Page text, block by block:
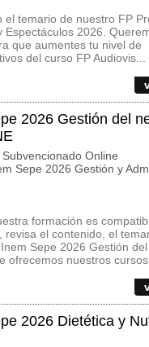
el temario de nuestro FP
Espectáculos 2026.
que aumentes tu nivel de
del curso FP Audiovis...
2026 Gestión del
Online
Sepe 2026 Gestión y
formación es
revisa el contenido, el
Sepe 2026 Gestión
ofrecemos nuestros
2026 Dietética y